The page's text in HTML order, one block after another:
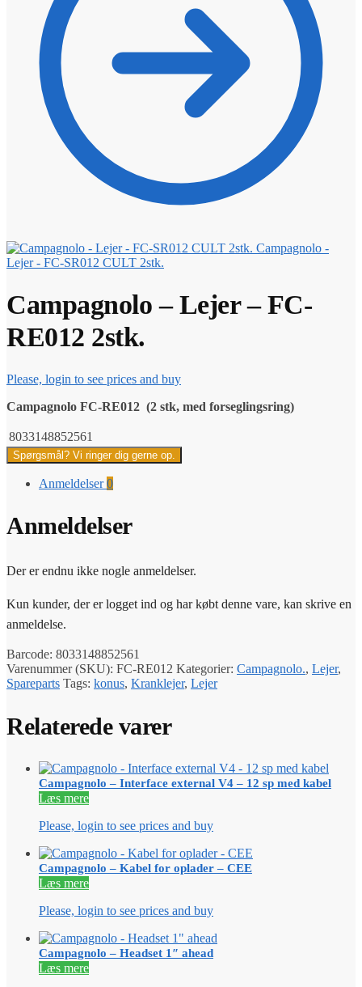
Campagnolo -
Lejer - FC-SR012 CULT 2stk.
Campagnolo – Lejer – FC-
RE012 2stk.
Please, login to see prices and buy
Campagnolo FC-RE012 (2 stk, med forseglingsring)
8033148852561
Spørgsmål? Vi ringer dig gerne op.
Anmeldelser0
Anmeldelser
Der er endnu ikke nogle anmeldelser.
Kun kunder, der er logget ind og har købt denne vare, kan skrive en
anmeldelse.
Barcode: 8033148852561
Varenummer (SKU): FC-RE012 Kategorier: Campagnolo., Lejer,
Spareparts Tags: konus, Kranklejer, Lejer
Relaterede varer
Campagnolo – Interface external V4 – 12 sp med kabel
Læs mere
Please, login to see prices and buy
Campagnolo – Kabel for oplader – CEE
Læs mere
Please, login to see prices and buy
Campagnolo – Headset 1″ ahead
Læs mere